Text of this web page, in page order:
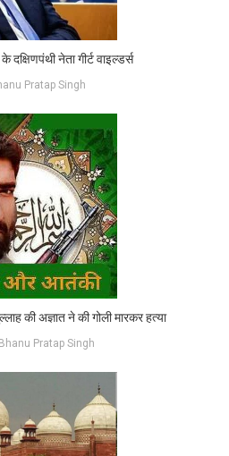
नेता गीर्ट वाइल्डर्स
Pratap Singh
की अज्ञात ने की गोली मारकर हत्या
Pratap Singh